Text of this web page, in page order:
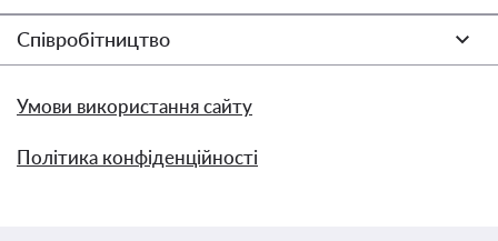
Співробітництво
Умови використання сайту
Політика конфіденційності